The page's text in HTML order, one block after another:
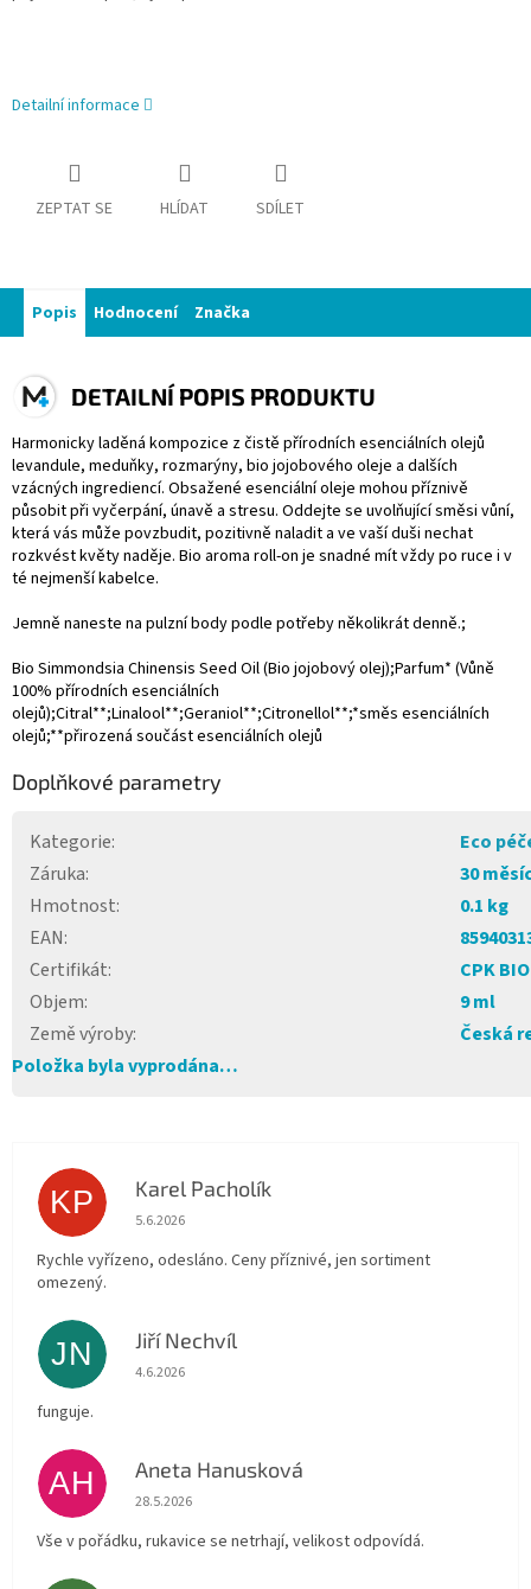
Detailní informace
ZEPTAT SE HLÍDAT SDÍLET
Popis Hodnocení Značka
DETAILNÍ POPIS PRODUKTU
Harmonicky laděná kompozice z čistě přírodních esenciálních olejů
levandule, meduňky, rozmarýny, bio jojobového oleje a dalších
vzácných ingrediencí. Obsažené esenciální oleje mohou příznivě
působit při vyčerpání, únavě a stresu. Oddejte se uvolňující směsi vůní,
která vás může povzbudit, pozitivně naladit a ve vaší duši nechat
rozkvést květy naděje. Bio aroma roll-on je snadné mít vždy po ruce i v
té nejmenší kabelce.
Jemně naneste na pulzní body podle potřeby několikrát denně.;
Bio Simmondsia Chinensis Seed Oil (Bio jojobový olej);Parfum* (Vůně
100% přírodních esenciálních
olejů);Citral**;Linalool**;Geraniol**;Citronellol**;*směs esenciálních
olejů;**přirozená součást esenciálních olejů
Doplňkové parametry
Kategorie:
Eco
Záruka:
30
Hmotnost:
0.1 kg
EAN:
Certifikát:
CPK BIO
Objem:
9 ml
Země výroby:
Česká
Položka byla vyprodána…
KP Karel Pacholík
Hodnocení obchodu je 4 z 5 hvězdiček.
5.6.2026
Rychle vyřízeno, odesláno. Ceny příznivé, jen sortiment
omezený.
JN Jiří Nechvíl
Hodnocení obchodu je 5 z 5 hvězdiček.
4.6.2026
funguje.
AH Aneta Hanusková
Hodnocení obchodu je 5 z 5 hvězdiček.
28.5.2026
Vše v pořádku, rukavice se netrhají, velikost odpovídá.